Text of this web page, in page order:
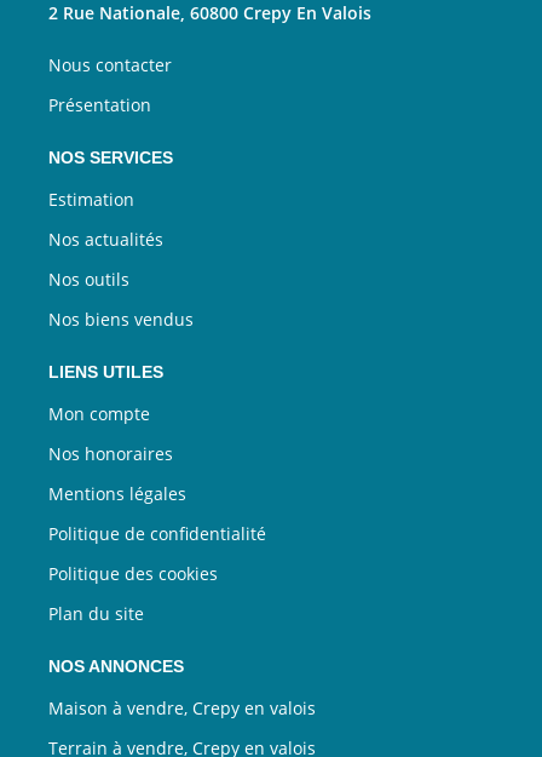
2 Rue Nationale, 60800 Crepy En Valois
Nous contacter
Présentation
NOS SERVICES
Estimation
Nos actualités
Nos outils
Nos biens vendus
LIENS UTILES
Mon compte
Nos honoraires
Mentions légales
Politique de confidentialité
Politique des cookies
Plan du site
NOS ANNONCES
Maison à vendre, Crepy en valois
Terrain à vendre, Crepy en valois